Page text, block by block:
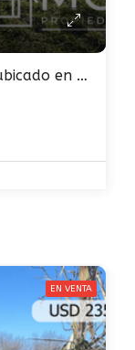
Terreno en venta de 14.000m2 ubicado en Canelones Colonia Nicolich
EN VENTA